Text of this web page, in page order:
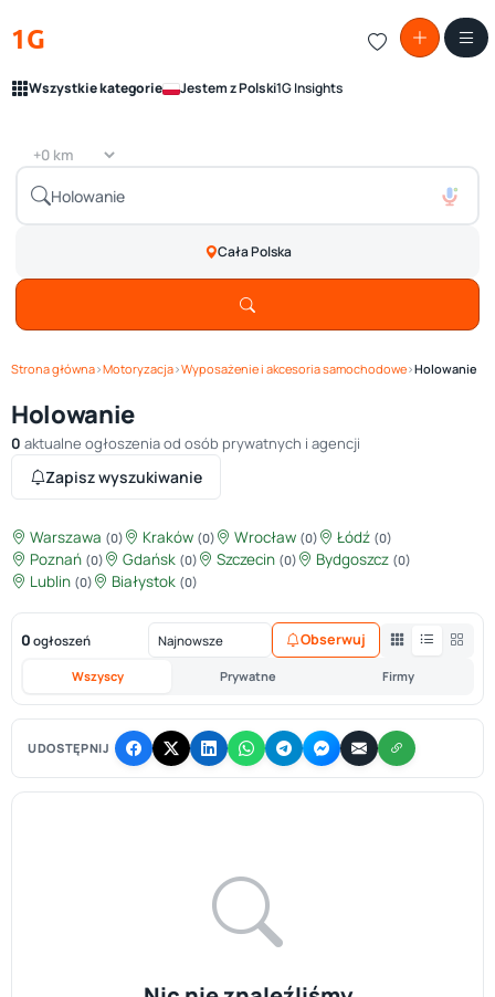
1G
Wszystkie kategorie Jestem z Polski1G Insights
Cała Polska
Strona główna›Motoryzacja›Wyposażenie i akcesoria samochodowe›Holowanie
Holowanie
0 aktualne ogłoszenia od osób prywatnych i agencji
Zapisz wyszukiwanie
Warszawa (0) Kraków (0) Wrocław (0) Łódź (0)
Poznań (0) Gdańsk (0) Szczecin (0) Bydgoszcz (0)
Lublin (0) Białystok (0)
0 ogłoszeń
Wszyscy Prywatne Firmy
Obserwuj
UDOSTĘPNIJ